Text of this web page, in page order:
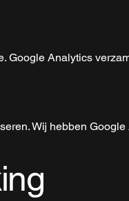
Google Analytics
Wij hebben